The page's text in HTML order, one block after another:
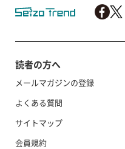
読者の方へ
メールマガジンの登録
よくある質問
サイトマップ
会員規約